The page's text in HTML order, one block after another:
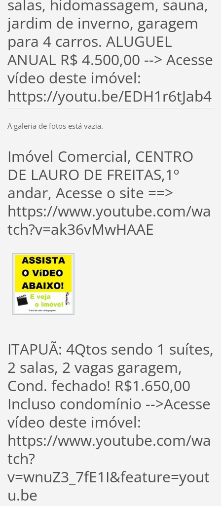
salas, hidomassagem, sauna,
jardim de inverno, garagem
para 4 carros. ALUGUEL
ANUAL R$ 4.500,00 --> Acesse
vídeo deste imóvel:
https://youtu.be/EDH1r6tJab4
A galeria de fotos está vazia.
Imóvel Comercial, CENTRO
DE LAURO DE FREITAS,1º
andar, Acesse o site ==>
https://www.youtube.com/wa
tch?v=ak36vMwHAAE
ITAPUÃ: 4Qtos sendo 1 suítes,
2 salas, 2 vagas garagem,
Cond. fechado! R$1.650,00
Incluso condomínio -->Acesse
vídeo deste imóvel:
https://www.youtube.com/wa
tch?
v=wnuZ3_7fE1I&feature=yout
u.be